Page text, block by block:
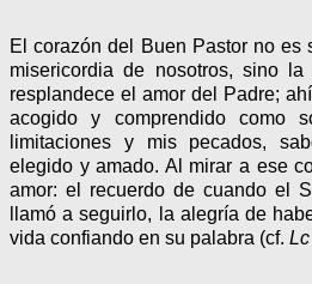
El corazón del Buen Pastor no es
misericordia de nosotros, sino
resplandece el amor del Padre;
acogido y comprendido como
limitaciones y mis pecados,
elegido y amado. Al mirar a ese
amor: el recuerdo de cuando el
llamó a seguirlo, la alegría de
vida confiando en su palabra (cf. Lc